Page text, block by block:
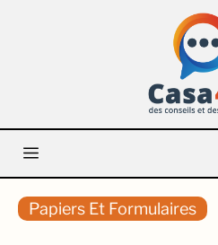
Menu
Papiers Et Formulaires